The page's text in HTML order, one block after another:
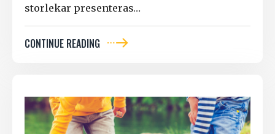
storlekar presenteras…
CONTINUE READING